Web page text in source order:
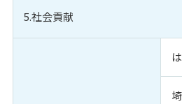
生産受託について
工場・クリーンルームの省エネ事
5.社会貢献